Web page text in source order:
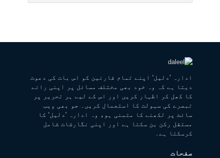
ادارہ ’دلیل‘ اپنے تمام قارئین کو اس بات کی دعوت
دیتا ہے کہ وہ خود بھی مختلف مسائل پر اپنی رائے
کا کھل کر اظہار کریں اور اس کے لیے ہر تحریر پر
تبصرے کی سہولت کا استعمال کریں۔ جو بھی ویب
سائٹ پر لکھنے کا متمنی ہو، وہ ادارہ ’دلیل‘ کا
مستقل رکن بن سکتا ہے اور اپنی نگارشات شامل
کرسکتا ہے۔
صفحات